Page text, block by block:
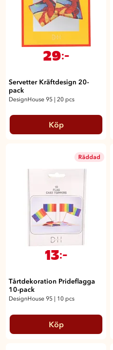
29:-
Servetter Kräftdesign 20-
pack
DesignHouse 95 | 20 pcs
Köp
Räddad
13:-
Tårtdekoration Prideflagga
10-pack
DesignHouse 95 10 pcs
Köp